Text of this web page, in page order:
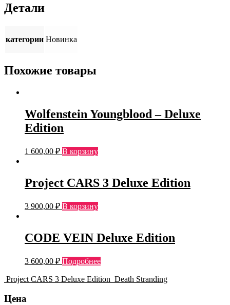
Детали
категории Новинка
Похожие товары
Wolfenstein Youngblood – Deluxe
Edition
1 600,00 ₽ В корзину
Project CARS 3 Deluxe Edition
3 900,00 ₽ В корзину
CODE VEIN Deluxe Edition
3 600,00 ₽ Подробнее
Project CARS 3 Deluxe Edition Death Stranding
Цена